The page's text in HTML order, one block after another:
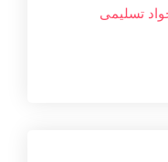
تسليمی